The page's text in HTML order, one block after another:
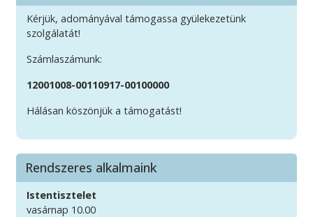
Kérjük, adományával támogassa gyülekezetünk
szolgálatát!
Számlaszámunk:
12001008-00110917-00100000
Hálásan köszönjük a támogatást!
Rendszeres alkalmaink
Istentisztelet
vasárnap 10.00